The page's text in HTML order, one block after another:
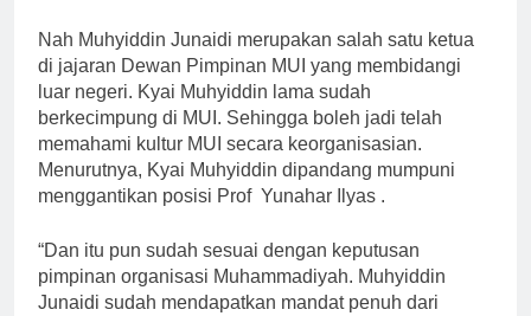
Nah Muhyiddin Junaidi merupakan salah satu ketua
di jajaran Dewan Pimpinan MUI yang membidangi
luar negeri. Kyai Muhyiddin lama sudah
berkecimpung di MUI. Sehingga boleh jadi telah
memahami kultur MUI secara keorganisasian.
Menurutnya, Kyai Muhyiddin dipandang mumpuni
menggantikan posisi Prof Yunahar Ilyas .
“Dan itu pun sudah sesuai dengan keputusan
pimpinan organisasi Muhammadiyah. Muhyiddin
Junaidi sudah mendapatkan mandat penuh dari